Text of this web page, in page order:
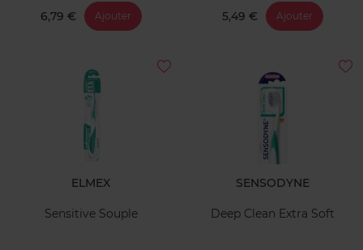
6,79 € Ajouter 5,49 € Ajouter
ELMEX
Sensitive Souple
SENSODYNE
Deep Clean Extra Soft